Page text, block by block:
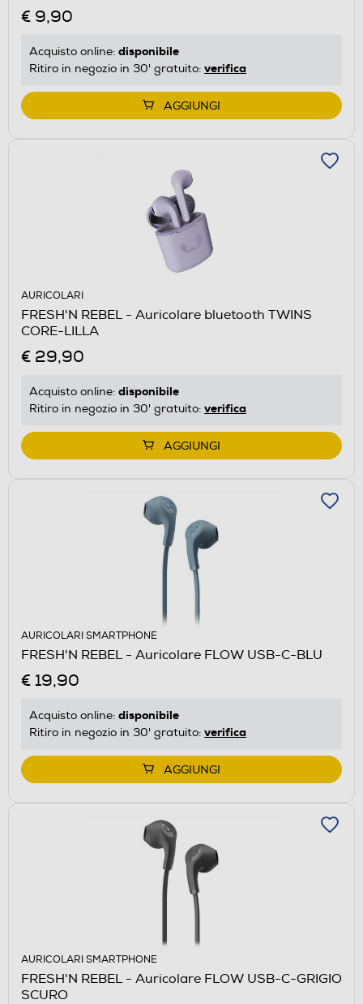
€ 9,90
Acquisto online: disponibile
Ritiro in negozio in 30' gratuito: verifica
AGGIUNGI
AURICOLARI
FRESH'N REBEL - Auricolare bluetooth TWINS
CORE-LILLA
€ 29,90
Acquisto online: disponibile
Ritiro in negozio in 30' gratuito: verifica
AGGIUNGI
AURICOLARI SMARTPHONE
FRESH'N REBEL - Auricolare FLOW USB-C-BLU
€ 19,90
Acquisto online: disponibile
Ritiro in negozio in 30' gratuito: verifica
AGGIUNGI
AURICOLARI SMARTPHONE
FRESH'N REBEL - Auricolare FLOW USB-C-GRIGIO
SCURO